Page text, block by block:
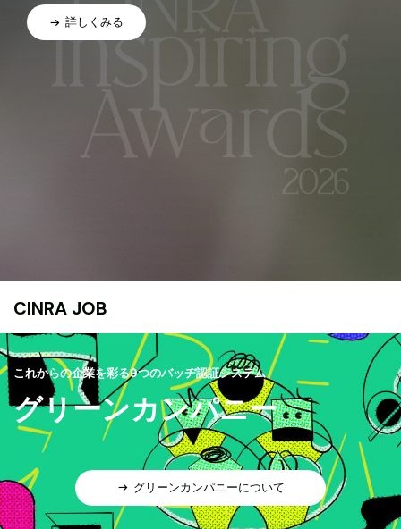
詳しくみる
CINRA JOB
これからの企業を彩る9つのバッヂ認証システム
グリーンカンパニー
グリーンカンパニーについて